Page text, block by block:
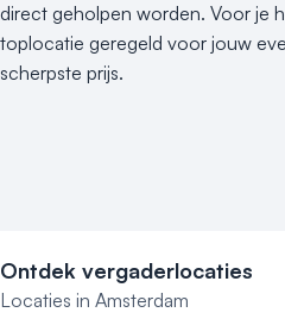
direct geholpen worden. Voor je
toplocatie geregeld voor jouw
scherpste prijs.
Ontdek vergaderlocaties
Locaties in Amsterdam